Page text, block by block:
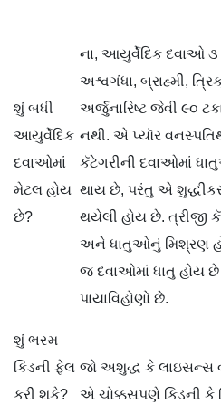
શું બધી
આયુર્વેદિક
દવાઓમાં
મેટલ હોય
છે?
ના, આયુર્વેદિક દવાઓ ૩
અશ્વગંધા, બ્રાહ્મી,
અર્જુનારિષ્ટ જેવી ૯૦
નથી. એ પ્યૉર
કૅટેગરીની દવાઓમાં
થાય છે, પરંતુ એ
થયેલી હોય છે. ત્રીજી
અને ધાતુઓનું મિશ્રણ
જ દવાઓમાં ધાતુ હોય
પાયાવિહોણો છે.
શું ભસ્મ
કિડની ફેલ
કરી શકે?
જો અશુદ્ધ કે લાઇસન્સ
એ ચોક્કસપણે કિડની કે